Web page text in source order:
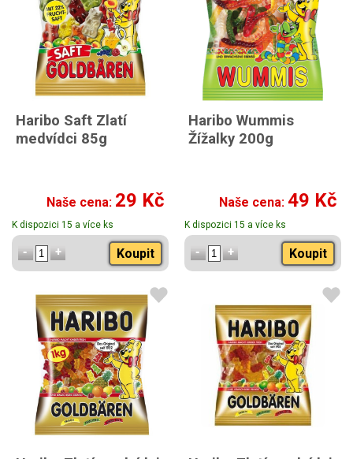
Haribo Saft Zlatí
medvídci 85g
Naše cena: 29 Kč
K dispozici 15 a více ks
Koupit
Haribo Wummis
Žížalky 200g
Naše cena: 49 Kč
K dispozici 15 a více ks
Koupit